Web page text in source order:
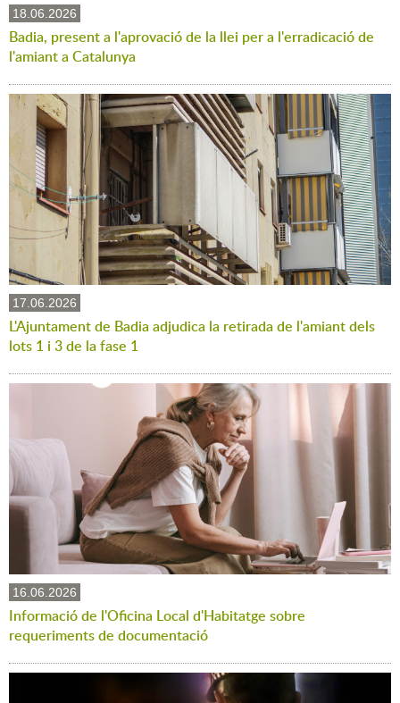
18.06.2026
Badia, present a l'aprovació de la llei per a l'erradicació de
l'amiant a Catalunya
17.06.2026
L'Ajuntament de Badia adjudica la retirada de l'amiant dels
lots 1 i 3 de la fase 1
16.06.2026
Informació de l'Oficina Local d'Habitatge sobre
requeriments de documentació